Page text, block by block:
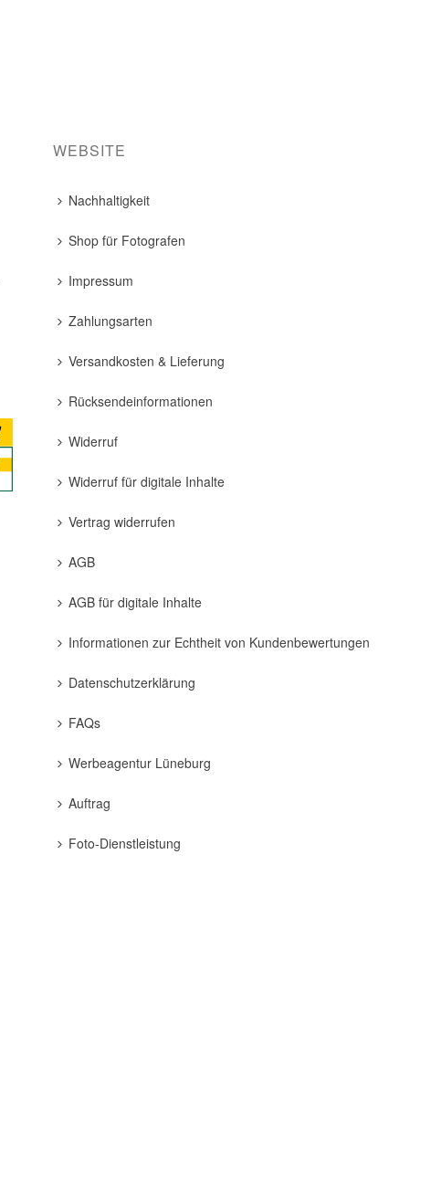
WEBSITE
Nachhaltigkeit
Shop für Fotografen
Impressum
Zahlungsarten
Versandkosten & Lieferung
Rücksendeinformationen
Widerruf
Widerruf für digitale Inhalte
Vertrag widerrufen
AGB
AGB für digitale Inhalte
Informationen zur Echtheit von Kundenbewertungen
Datenschutzerklärung
FAQs
Werbeagentur Lüneburg
Auftrag
Foto-Dienstleistung